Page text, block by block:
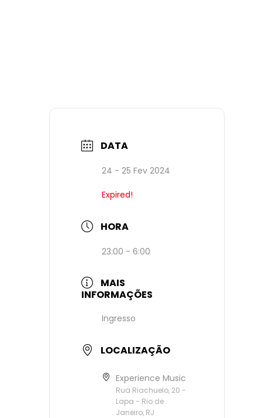
DATA
24 - 25 Fev 2024
Expired!
HORA
23:00 - 6:00
MAIS
INFORMAÇÕES
Ingresso
LOCALIZAÇÃO
Experience Music
Rua Riachuelo, 20 -
Lapa - Rio de
Janeiro, RJ